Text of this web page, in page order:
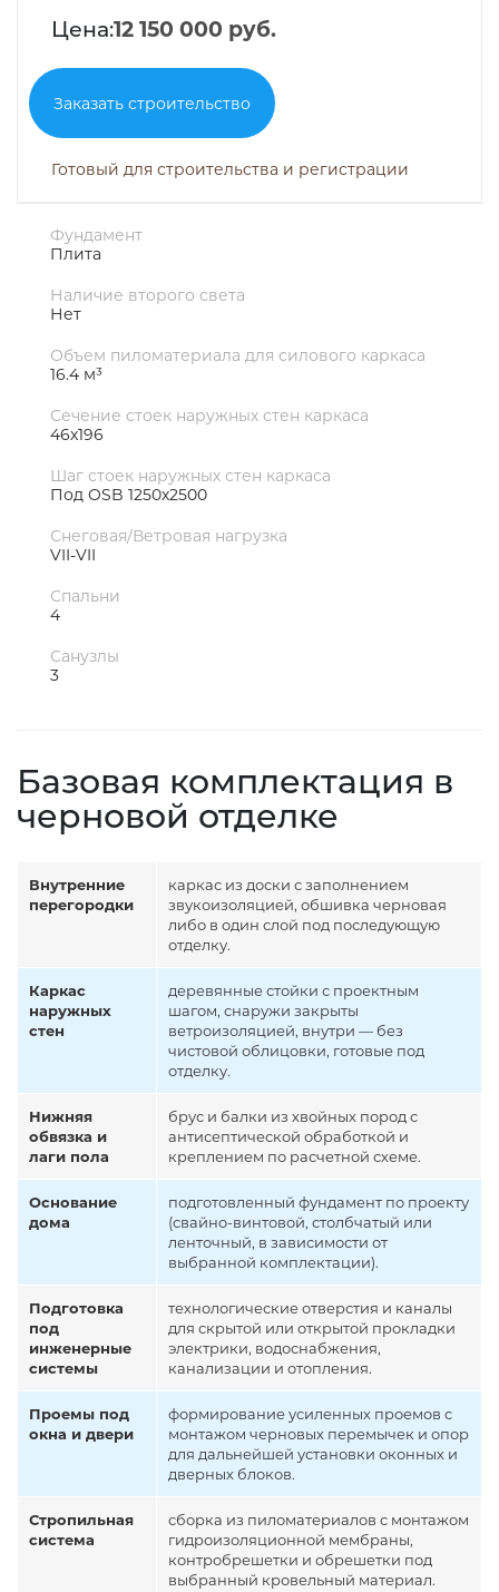
Цена:12 150 000 руб.
Заказать строительство
Готовый для строительства и регистрации
Фундамент
Плита
Наличие второго света
Нет
Объем пиломатериала для силового каркаса
16.4 м³
Сечение стоек наружных стен каркаса
46х196
Шаг стоек наружных стен каркаса
Под OSB 1250х2500
Снеговая/Ветровая нагрузка
VII-VII
Спальни
4
Санузлы
3
Базовая комплектация в
черновой отделке
Внутренние
перегородки
каркас из доски с заполнением
звукоизоляцией, обшивка черновая
либо в один слой под последующую
отделку.
Каркас
наружных
стен
деревянные стойки с проектным
шагом, снаружи закрыты
ветроизоляцией, внутри — без
чистовой облицовки, готовые под
отделку.
Нижняя
обвязка и
лаги пола
брус и балки из хвойных пород с
антисептической обработкой и
креплением по расчетной схеме.
Основание
дома
подготовленный фундамент по проекту
(свайно-винтовой, столбчатый или
ленточный, в зависимости от
выбранной комплектации).
Подготовка
под
инженерные
системы
технологические отверстия и каналы
для скрытой или открытой прокладки
электрики, водоснабжения,
канализации и отопления.
Проемы под
окна и двери
формирование усиленных проемов с
монтажом черновых перемычек и опор
для дальнейшей установки оконных и
дверных блоков.
Стропильная
система
сборка из пиломатериалов с монтажом
гидроизоляционной мембраны,
контробрешетки и обрешетки под
выбранный кровельный материал.